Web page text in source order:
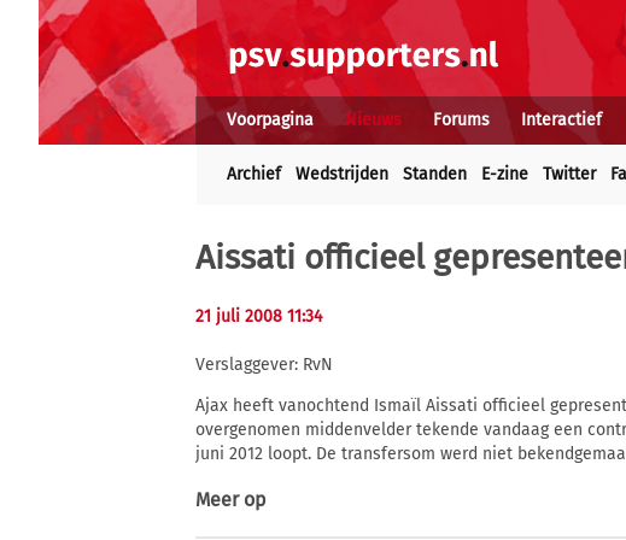
Voorpagina Nieuws Forums Interactief
Archief Wedstrijden Standen E-zine Twitter
Aissati officieel
21 juli 2008 11:34
Verslaggever: RvN
Ajax heeft vanochtend Ismaïl Aissati officieel
overgenomen middenvelder tekende vandaag een
juni 2012 loopt. De transfersom werd niet
Meer op